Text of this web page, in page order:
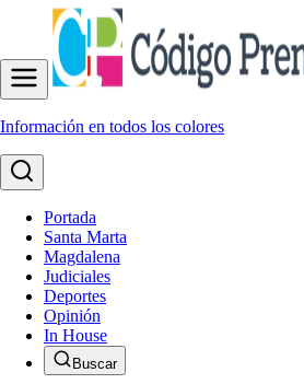
Información en todos los colores
Portada
Santa Marta
Magdalena
Judiciales
Deportes
Opinión
In House
Buscar